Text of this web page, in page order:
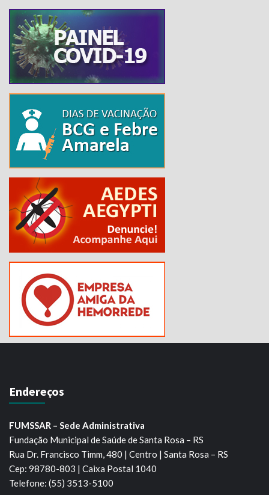
Endereços
FUMSSAR – Sede Administrativa
Fundação Municipal de Saúde de Santa Rosa – RS
Rua Dr. Francisco Timm, 480 | Centro | Santa Rosa – RS
Cep: 98780-803 | Caixa Postal 1040
Telefone: (55) 3513-5100